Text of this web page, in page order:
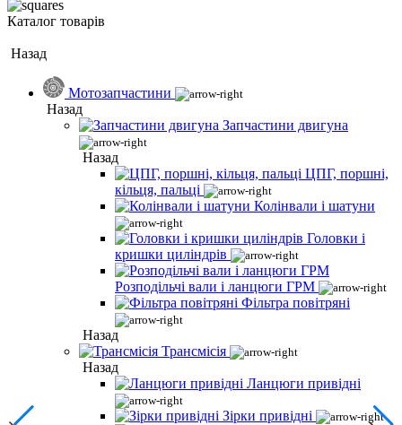
Каталог товарів
Назад
Мотозапчастини
Назад
Запчастини двигуна
Назад
ЦПГ, поршні,
кільця, пальці
Колінвали і шатуни
Головки і
кришки циліндрів
Розподільчі вали і ланцюги ГРМ
Фільтра повітряні
Назад
Трансмісія
Назад
Ланцюги привідні
Зірки привідні